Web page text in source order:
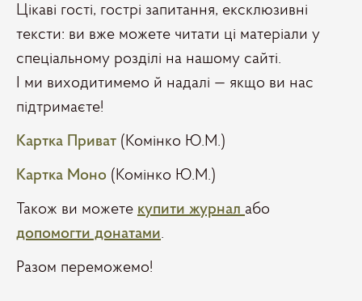
Цікаві гості, гострі запитання, ексклюзивні
тексти: ви вже можете читати ці матеріали у
спеціальному розділі на нашому сайті.
І ми виходитимемо й надалі — якщо ви нас
підтримаєте!
Картка Приват (Комінко Ю.М.)
Картка Моно (Комінко Ю.М.)
Також ви можете купити журнал або
допомогти донатами.
Разом переможемо!